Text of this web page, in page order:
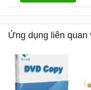
Ứng dụng liên quan